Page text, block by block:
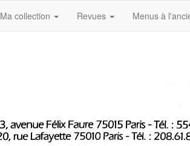
Ma collection Revues Menus à